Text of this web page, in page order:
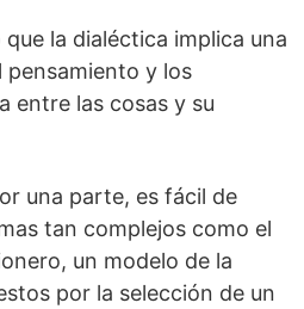
la dialéctica implica una
pensamiento y los
entre las cosas y su
una parte, es fácil de
tan complejos como el
un modelo de la
por la selección de un